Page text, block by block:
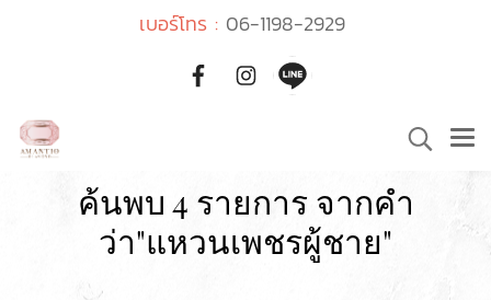
เบอร์โทร : 06-1198-2929
ค้นพบ 4 รายการ จากคำ
ว่า"แหวนเพชรผู้ชาย"